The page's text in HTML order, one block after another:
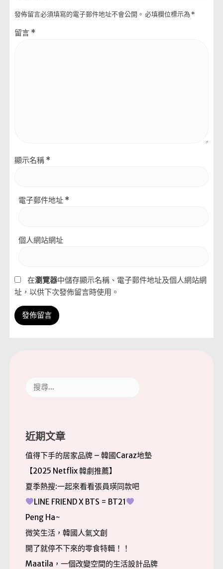
發佈留言必須填寫的電子郵件地址不會公開。 必填欄位標示為*
留言 *
顯示名稱 *
電子郵件地址 *
個人網站網址
在瀏覽器中儲存顯示名稱、電子郵件地址及個人網站網
址，以供下次發佈留言時使用。
字:
近期文章
值得下手的居家品牌 – 韓國Caraz地墊
【2025 Netflix 韓劇推薦】
夏季熱搜:一起來看看張員瑛同款吧
LINE FRIEND X BTS = BT21
Peng Ha~
微笑生活，韓國人氣文創
開了就停不下來的零食特輯！！
Maatila，一個改變空間的生活設計品牌